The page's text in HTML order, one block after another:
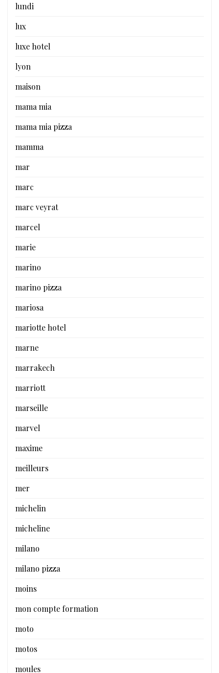
lundi
lux
luxe hotel
lyon
maison
mama mia
mama mia pizza
mamma
mar
marc
marc veyrat
marcel
marie
marino
marino pizza
mariosa
mariotte hotel
marne
marrakech
marriott
marseille
marvel
maxime
meilleurs
mer
michelin
micheline
milano
milano pizza
moins
mon compte formation
moto
motos
moules